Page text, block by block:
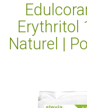
Erythritol
Naturel |